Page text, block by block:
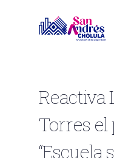
Reactiva
Torres
“Escuela